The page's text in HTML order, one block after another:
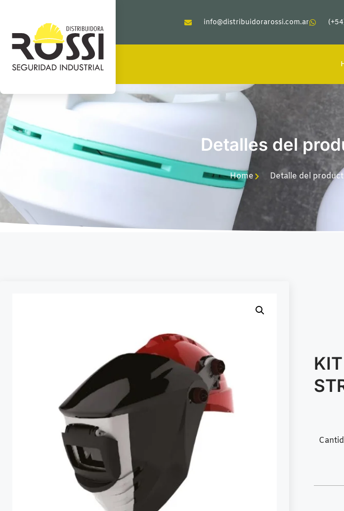
info@distribuidorarossi.com.ar
Detalles del
Home Detalle del